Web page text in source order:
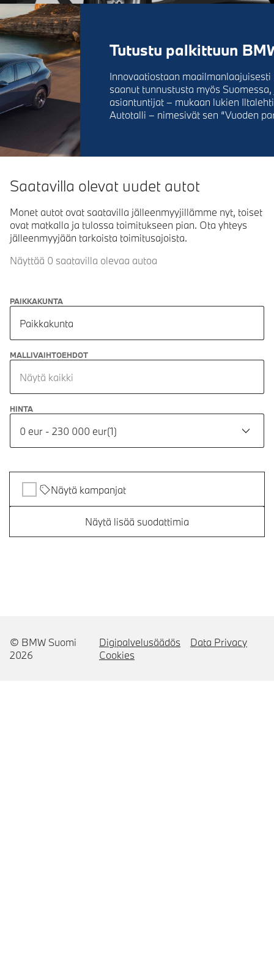
Tutustu palkittuun
Innovaatiostaan
saanut tunnustusta myös
asiantuntijat – mukaan lukien
Autotalli – nimesivät sen “Vuoden
Saatavilla olevat uudet autot
Monet autot ovat saatavilla jälleenmyyjillämme nyt, toiset
ovat matkalla ja tulossa toimitukseen pian. Ota yhteys
jälleenmyyjään tarkoista toimitusajoista.
Näyttää 0 saatavilla olevaa autoa
PAIKKAKUNTA
Paikkakunta
MALLIVAIHTOEHDOT
Näytä kaikki
HINTA
0 eur - 230 000 eur(1)
Näytä kampanjat
Näytä lisää suodattimia
© BMW Suomi
2026
Digipalvelusäädös
Data Privacy
Cookies